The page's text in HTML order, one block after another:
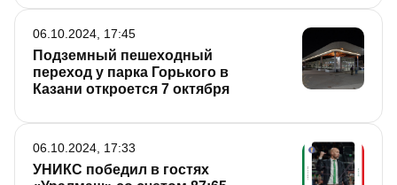
Подземный пешеходный
переход у парка Горького в
Казани откроется 7 октября
06.10.2024, 17:45
УНИКС победил в гостях
06.10.2024, 17:33